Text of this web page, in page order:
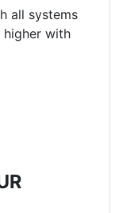
all systems
higher with